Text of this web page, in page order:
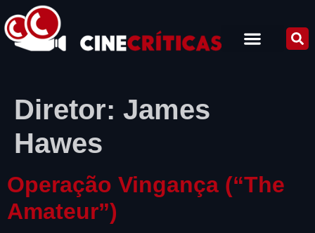
Diretor: James
Hawes
Operação Vingança (“The
Amateur”)